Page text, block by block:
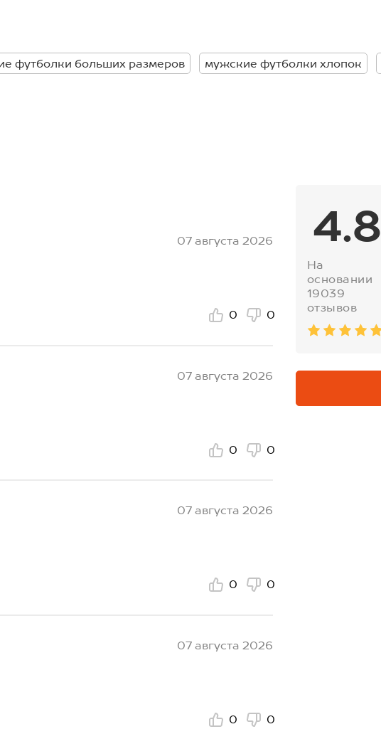
футболки больших размеров мужские футболки хлопок
4.8
На
основании
19039
отзывов
07 августа 2026
0 0
07 августа 2026
0 0
07 августа 2026
0 0
07 августа 2026
0 0